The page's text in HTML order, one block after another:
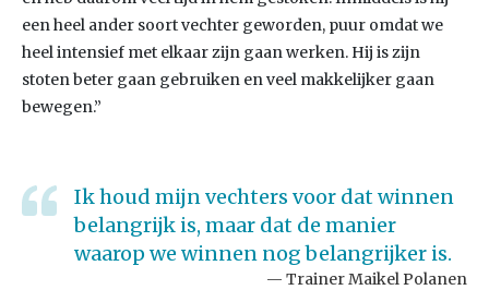
een heel ander soort vechter geworden, puur omdat we
heel intensief met elkaar zijn gaan werken. Hij is zijn
stoten beter gaan gebruiken en veel makkelijker gaan
bewegen.”
Ik houd mijn vechters voor dat winnen
belangrijk is, maar dat de manier
waarop we winnen nog belangrijker is.
Trainer Maikel Polanen